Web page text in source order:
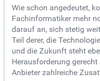
Wie schon angedeutet,
Fachinformatiker mehr
darauf an, sich stetig
Teil derer, die
und die Zukunft steht
Herausforderung
Anbieter zahlreiche